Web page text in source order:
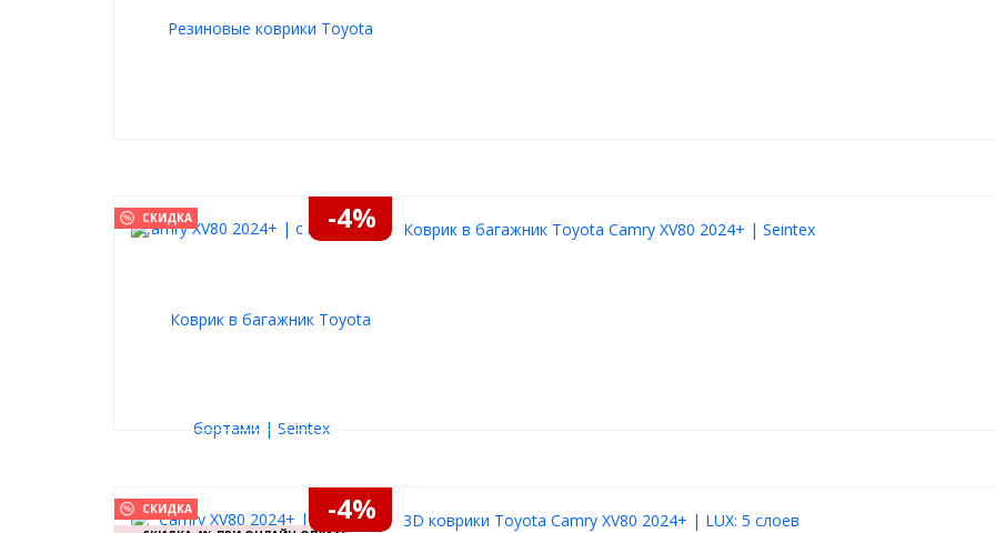
СКИДКА -4% Коврик в багажник Toyota Camry XV80 2024+ | Seintex
СКИДКА
-4% 3D коврики Toyota Camry XV80 2024+ | LUX: 5 слоев